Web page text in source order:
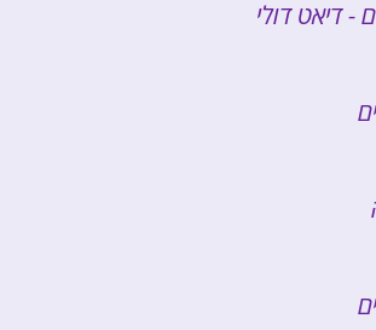
- דיאט דולי